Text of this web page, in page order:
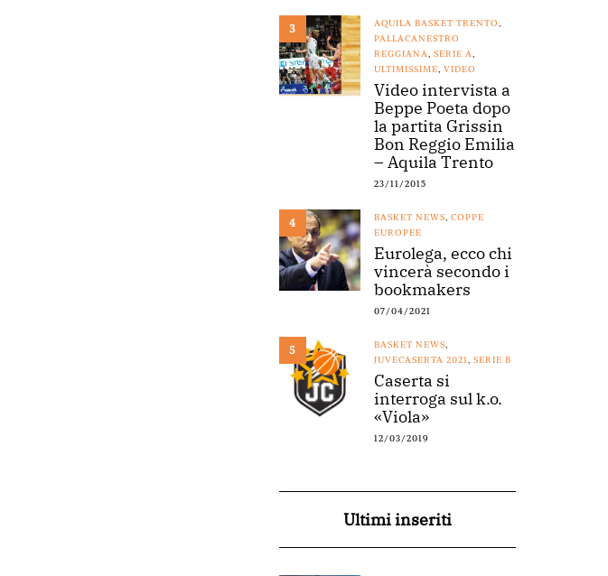
3 AQUILA BASKET TRENTO,
PALLACANESTRO
REGGIANA, SERIE A,
ULTIMISSIME, VIDEO
Video intervista a
Beppe Poeta dopo
la partita Grissin
Bon Reggio Emilia
– Aquila Trento
23/11/2015
4 BASKET NEWS, COPPE
EUROPEE
Eurolega, ecco chi
vincerà secondo i
bookmakers
07/04/2021
5 BASKET NEWS,
JUVECASERTA 2021, SERIE B
Caserta si
interroga sul k.o.
«Viola»
12/03/2019
Ultimi inseriti